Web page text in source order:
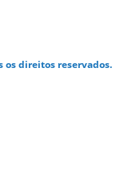
os direitos reservados.